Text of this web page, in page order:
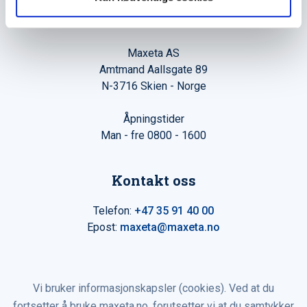
Hovedkontor
Maxeta AS
Amtmand Aallsgate 89
N-3716 Skien - Norge
Åpningstider
Man - fre 0800 - 1600
Kontakt oss
Telefon: +47 35 91 40 00
Epost: maxeta@maxeta.no
Vi bruker informasjonskapsler (cookies). Ved at du